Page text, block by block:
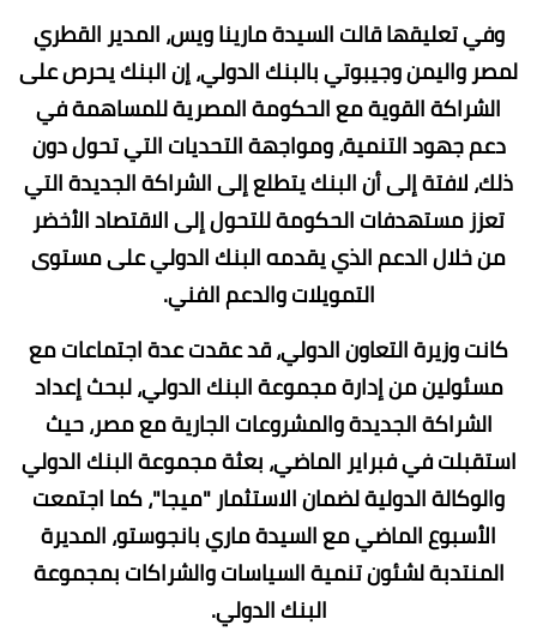
وفي تعليقها قالت السيدة مارينا ويس، المدير القطري
لمصر واليمن وجيبوتي بالبنك الدولي، إن البنك يحرص على
الشراكة القوية مع الحكومة المصرية للمساهمة في
دعم جهود التنمية، ومواجهة التحديات التي تحول دون
ذلك، لافتة إلى أن البنك يتطلع إلى الشراكة الجديدة التي
تعزز مستهدفات الحكومة للتحول إلى الاقتصاد الأخضر
من خلال الدعم الذي يقدمه البنك الدولي على مستوى
التمويلات والدعم الفني.
كانت وزيرة التعاون الدولي، قد عقدت عدة اجتماعات مع
مسئولين من إدارة مجموعة البنك الدولي، لبحث إعداد
الشراكة الجديدة والمشروعات الجارية مع مصر، حيث
استقبلت في فبراير الماضي، بعثة مجموعة البنك الدولي
والوكالة الدولية لضمان الاستثمار "ميجا"، كما اجتمعت
الأسبوع الماضي مع السيدة ماري بانجوستو، المديرة
المنتدبة لشئون تنمية السياسات والشراكات بمجموعة
البنك الدولي.